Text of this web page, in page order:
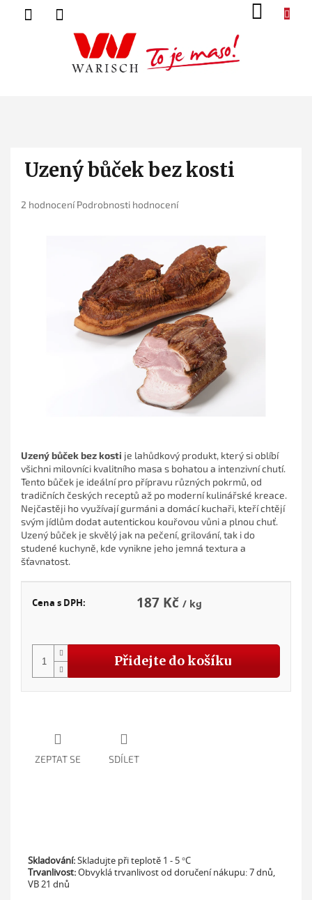
Uzený bůček bez kosti
Průměrné
2 hodnocení Podrobnosti hodnocení
187 Kč
Cena s DPH: / kg
Přidejte do košíku
Uzený bůček bez kosti je lahůdkový produkt, který si oblíbí
všichni milovníci kvalitního masa s bohatou a intenzivní chutí.
Tento bůček je ideální pro přípravu různých pokrmů, od
tradičních českých receptů až po moderní kulinářské kreace.
Nejčastěji ho využívají gurmáni a domácí kuchaři, kteří chtějí
svým jídlům dodat autentickou kouřovou vůni a plnou chuť.
Uzený bůček je skvělý jak na pečení, grilování, tak i do
studené kuchyně, kde vynikne jeho jemná textura a
šťavnatost.
ZEPTAT SE SDÍLET
Skladování:Skladujte při teplotě 1 - 5 °C
Trvanlivost:Obvyklá trvanlivost od doručení nákupu:7 dnů,
VB 21 dnů